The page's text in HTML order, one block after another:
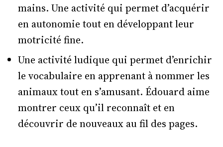
mains. Une activité qui permet d’acquérir
en autonomie tout en développant leur
motricité fine.
Une activité ludique qui permet d’enrichir
le vocabulaire en apprenant à nommer les
animaux tout en s’amusant. Édouard aime
montrer ceux qu’il reconnaît et en
découvrir de nouveaux au fil des pages.